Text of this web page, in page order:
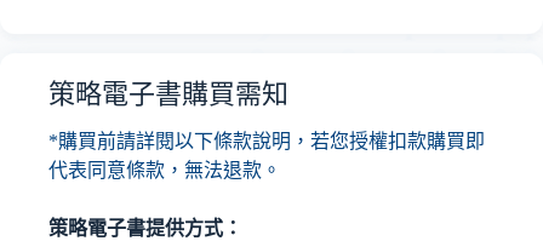
策略電子書購買需知
*購買前請詳閱以下條款說明，若您授權扣款購買即
代表同意條款，無法退款。
策略電子書提供方式：